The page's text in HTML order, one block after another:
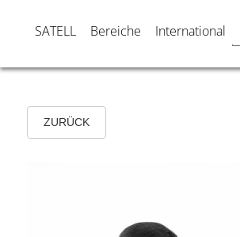
SATELL Bereiche International
ZURÜCK